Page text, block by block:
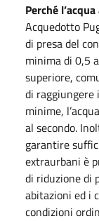
Perché
Acquedotto
di presa del
minima di 0,5
superiore,
di raggiungere
minime,
al secondo.
garantire
extraurbani è
di riduzione di
abitazioni ed i
condizioni